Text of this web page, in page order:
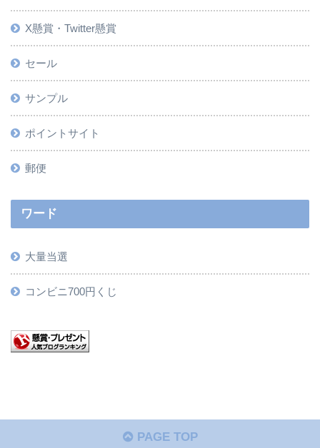
X懸賞・Twitter懸賞
セール
サンプル
ポイントサイト
郵便
ワード
大量当選
コンビニ700円くじ
PAGE TOP